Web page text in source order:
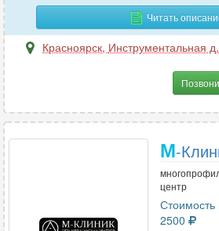
Флебология
Фониатрия
Фтизиатрия
Х
Читать
Красноярск, Инструментальная
М-
центр
2500